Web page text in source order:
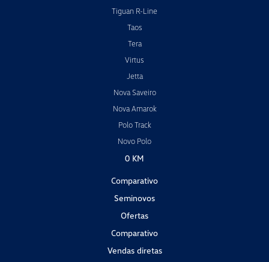
Tiguan R-Line
Taos
Tera
Virtus
Jetta
Nova Saveiro
Nova Amarok
Polo Track
Novo Polo
0 KM
Comparativo
Seminovos
Ofertas
Comparativo
Vendas diretas